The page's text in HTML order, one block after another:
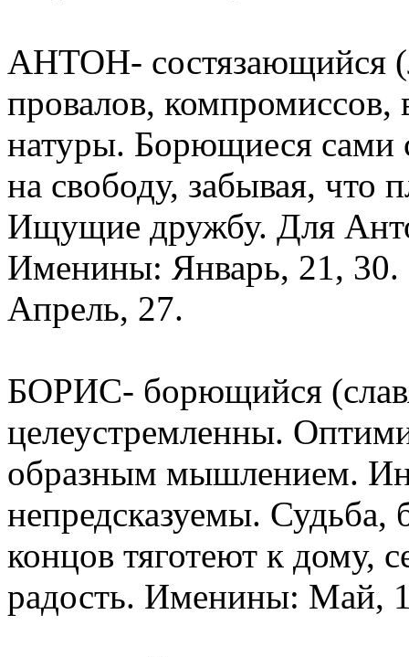
АНТОН- состязающийся
провалов, компромиссов,
натуры. Борющиеся сами
на свободу, забывая, что
Ищущие дружбу. Для
Именины: Январь, 21, 30.
Апрель, 27.
БОРИС- борющийся
целеустремленны.
образным мышлением.
непредсказуемы. Судьба,
концов тяготеют к дому,
радость. Именины: Май,